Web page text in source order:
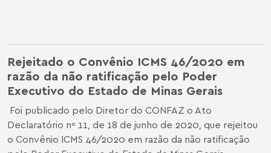
Rejeitado o Convênio ICMS 46/2020 em
razão da não ratificação pelo Poder
Executivo do Estado de Minas Gerais
Foi publicado pelo Diretor do CONFAZ o Ato
Declaratório nº 11, de 18 de junho de 2020, que rejeitou
o Convênio ICMS 46/2020 em razão da não ratificação